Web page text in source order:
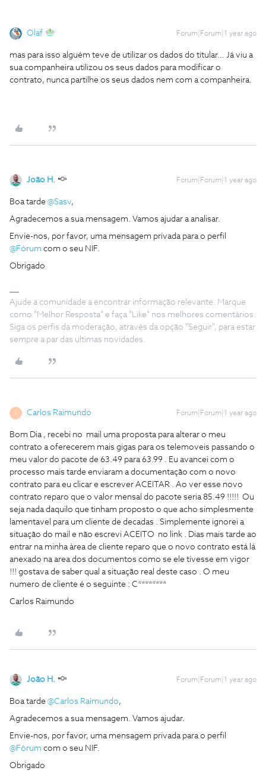
Olaf Forum|Forum|1 year ago
mas para isso alguém teve de utilizar os dados do titular… Já viu a
sua companheira utilizou os seus dados para modificar o
contrato, nunca partilhe os seus dados nem com a companheira.
João H. Forum|Forum|1 year ago
Boa tarde @Sasv,
Agradecemos a sua mensagem. Vamos ajudar a analisar.
Envie-nos, por favor, uma mensagem privada para o perfil
@Fórum com o seu NIF.
Obrigado
Ajude a comunidade a encontrar informação relevante. Marque
como "Melhor Resposta" e faça "Like" nos melhores comentários.
Siga os perfis da moderação, através da opção "Seguir", para estar
sempre a par das ultimas novidades.
C Carlos Raimundo Forum|Forum|1 year ago
Bom Dia , recebi no mail uma proposta para alterar o meu
contrato a oferecerem mais gigas para os telemoveis passando o
meu valor do pacote de 63.49 para 63.99 . Eu avancei com o
processo mais tarde enviaram a documentação com o novo
contrato para eu clicar e escrever ACEITAR . Ao ver esse novo
contrato reparo que o valor mensal do pacote seria 85.49 !!!!! Ou
seja nada daquilo que tinham proposto o que acho simplesmente
lamentavel para um cliente de decadas . Simplemente ignorei a
situação do mail e não escrevi ACEITO no link . Dias mais tarde ao
entrar na minha àrea de cliente reparo que o novo contrato está lá
anexado na area dos documentos como se ele tivesse em vigor
!!! gostava de saber qual a situação real deste caso . O meu
numero de cliente é o seguinte : C********
Carlos Raimundo
João H. Forum|Forum|1 year ago
Boa tarde ​ @Carlos Raimundo,
Agradecemos a sua mensagem. Vamos ajudar.
Envie-nos, por favor, uma mensagem privada para o perfil ​
@Fórum com o seu NIF.
Obrigado